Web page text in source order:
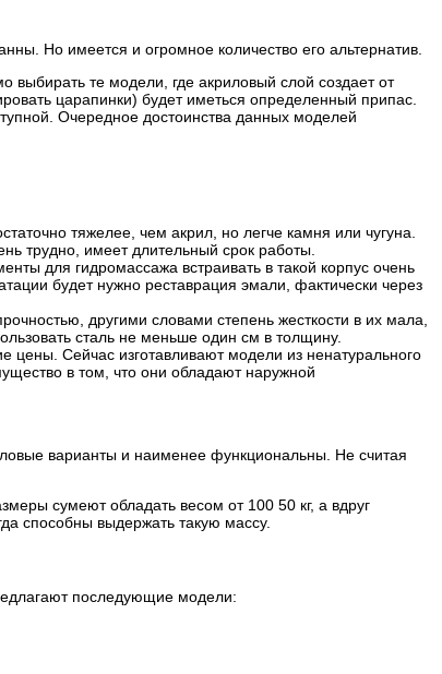
Но имеется и огромное количество его альтернатив.
те модели, где акриловый слой создает от
царапинки) будет иметься определенный припас.
Очередное достоинства данных моделей
тяжелее, чем акрил, но легче камня или чугуна.
трудно, имеет длительный срок работы.
для гидромассажа встраивать в такой корпус очень
будет нужно реставрация эмали, фактически через
другими словами степень жесткости в их мала,
сталь не меньше один см в толщину.
цены. Сейчас изготавливают модели из ненатурального
в том, что они обладают наружной
варианты и наименее функциональны. Не считая
сумеют обладать весом от 100 50 кг, а вдруг
способны выдержать такую массу.
последующие модели: